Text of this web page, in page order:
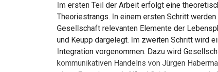
Im ersten Teil der Arbeit erfolgt eine
Theoriestrangs. In einem ersten Schritt
Gesellschaft relevanten Elemente der
und Keupp dargelegt. Im zweiten Schritt wird
Integration vorgenommen. Dazu wird
kommunikativen Handelns von Jürgen